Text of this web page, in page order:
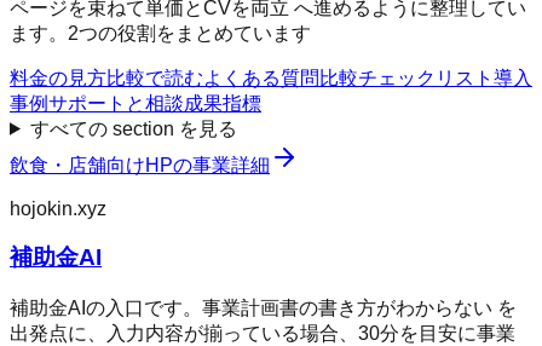
ページを束ねて単価とCVを両立 へ進めるように整理してい
ます。2つの役割をまとめています
料金の見方比較で読むよくある質問 比較チェックリスト 導入
事例サポートと相談成果指標
すべての section を見る
飲食・店舗向けHPの事業詳細
hojokin.xyz
補助金AI
補助金AIの入口です。事業計画書の書き方がわからない を
出発点に、入力内容が揃っている場合、30分を目安に事業